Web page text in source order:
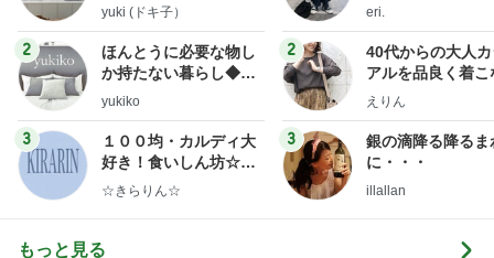
yuki (ドキ子）
2
ほんとうに必要な物し
か持たない暮らし◆Ke
ep Life Simple◆〜イ
yukiko
3
１００均・カルディ大
好き！食いしん坊☆き
らりん☆のブログ
☆きらりん☆
eri.
2
40代からの大人
アルを品良く着こ
ファッションブロ
えりん
3
銀の滴降る降るま
に・・・
illallan
もっと見る